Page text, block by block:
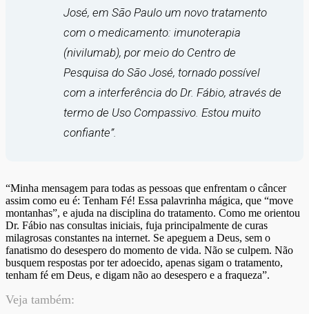
José, em São Paulo um novo tratamento
com o medicamento: imunoterapia
(nivilumab), por meio do Centro de
Pesquisa do São José, tornado possível
com a interferência do Dr. Fábio, através de
termo de Uso Compassivo. Estou muito
confiante”.
“Minha mensagem para todas as pessoas que enfrentam o câncer
assim como eu é: Tenham Fé! Essa palavrinha mágica, que “move
montanhas”, e ajuda na disciplina do tratamento. Como me orientou
Dr. Fábio nas consultas iniciais, fuja principalmente de curas
milagrosas constantes na internet. Se apeguem a Deus, sem o
fanatismo do desespero do momento de vida. Não se culpem. Não
busquem respostas por ter adoecido, apenas sigam o tratamento,
tenham fé em Deus, e digam não ao desespero e a fraqueza”.
Veja também: